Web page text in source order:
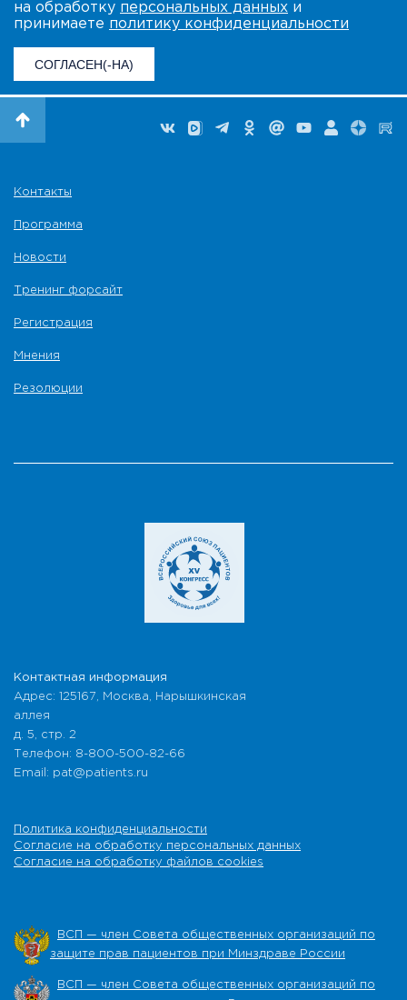
на обработку персональных данных и
принимаете политику конфиденциальности
СОГЛАСЕН(-НА)
Контакты
Программа
Новости
Тренинг форсайт
Регистрация
Мнения
Резолюции
Контактная информация
Адрес: 125167, Москва, Нарышкинская
аллея
д. 5, стр. 2
Телефон: 8-800-500-82-66
Email: pat@patients.ru
Политика конфиденциальности
Согласие на обработку персональных данных
Согласие на обработку файлов cookies
ВСП — член Совета общественных организаций по
защите прав пациентов при Минздраве России
ВСП — член Совета общественных организаций по